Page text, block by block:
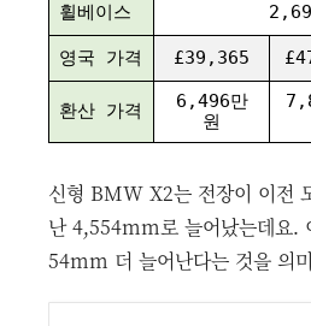
휠베이스
영국 가격 £39,365
환산 가격
6,496만
원
신형 BMW X2는 전장이 이전
난 4,554mm로 늘어났는데요.
54mm 더 늘어난다는 것을 의